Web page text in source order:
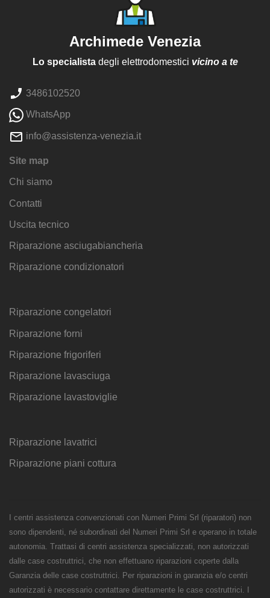
Archimede Venezia
Lo specialistadegli elettrodomestici vicino a te
3486102520
WhatsApp
info@assistenza-venezia.it
Site map
Chi siamo
Contatti
Uscita tecnico
Riparazione asciugabiancheria
Riparazione condizionatori
Riparazione congelatori
Riparazione forni
Riparazione frigoriferi
Riparazione lavasciuga
Riparazione lavastoviglie
Riparazione lavatrici
Riparazione piani cottura
I centri assistenza convenzionati con Numeri Primi Srl (riparatori) non
sono dipendenti, né subordinati del Numeri Primi Srl e operano in totale
autonomia. Trattasi di centri assistenza specializzati, non autorizzati
dalle case costruttrici, che non effettuano riparazioni coperte dalla
Garanzia delle case costruttrici. Per riparazioni in garanzia e/o centri
autorizzati è necessario contattare direttamente le case costruttrici. I